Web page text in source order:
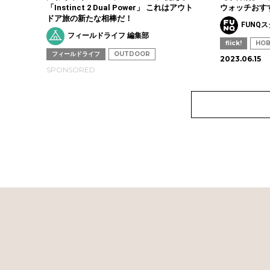
「Instinct 2 Dual Power」 これはアウト
ドア旅の新たな相棒だ！
フィールドライフ 編集部
フィールドライフ OUTDOOR
SPONSORED
ウォッチおす
FUNQ
flick!
2023.06.15